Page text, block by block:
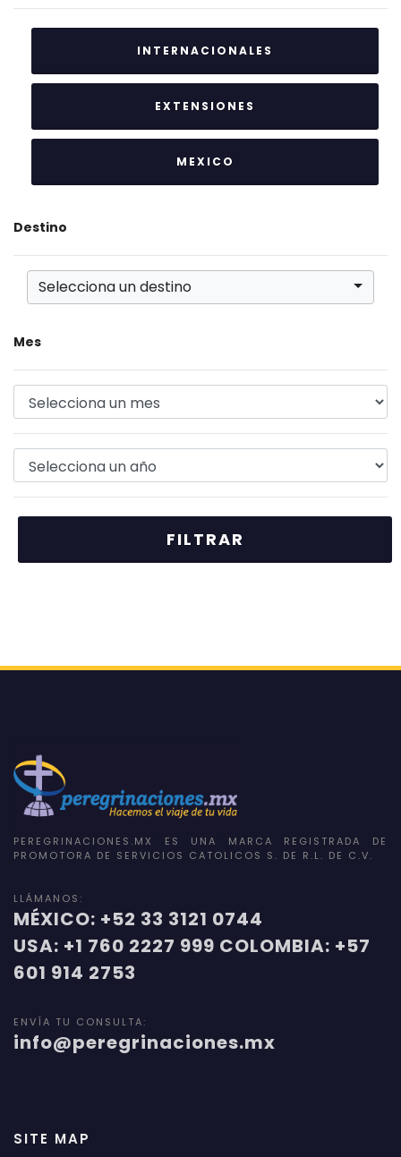
INTERNACIONALES
EXTENSIONES
MEXICO
Destino
Selecciona un destino
Mes
PEREGRINACIONES.MX ES UNA MARCA REGISTRADA DE
PROMOTORA DE SERVICIOS CATOLICOS S. DE R.L. DE C.V.
LLÁMANOS:
MÉXICO: +52 33 3121 0744
USA: +1 760 2227 999 COLOMBIA: +57
601 914 2753
ENVÍA TU CONSULTA:
info@peregrinaciones.mx
SITE MAP